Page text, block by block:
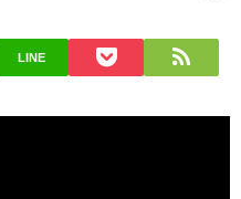
LINE